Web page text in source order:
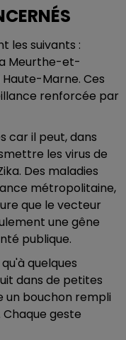
les suivants :
Meurthe-et-
Marne. Ces
renforcée par
car il peut, dans
les virus de
Des maladies
métropolitaine,
que le vecteur
une gêne
publique.
quelques
dans de petites
un bouchon rempli
geste